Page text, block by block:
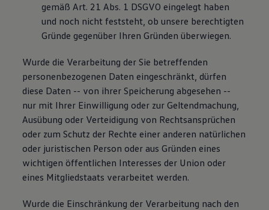
gemäß Art. 21 Abs. 1 DSGVO eingelegt haben
und noch nicht feststeht, ob unsere berechtigten
Gründe gegenüber Ihren Gründen überwiegen.
Wurde die Verarbeitung der Sie betreffenden
personenbezogenen Daten eingeschränkt, dürfen
diese Daten -- von ihrer Speicherung abgesehen --
nur mit Ihrer Einwilligung oder zur Geltendmachung,
Ausübung oder Verteidigung von Rechtsansprüchen
oder zum Schutz der Rechte einer anderen natürlichen
oder juristischen Person oder aus Gründen eines
wichtigen öffentlichen Interesses der Union oder
eines Mitgliedstaats verarbeitet werden.
Wurde die Einschränkung der Verarbeitung nach den